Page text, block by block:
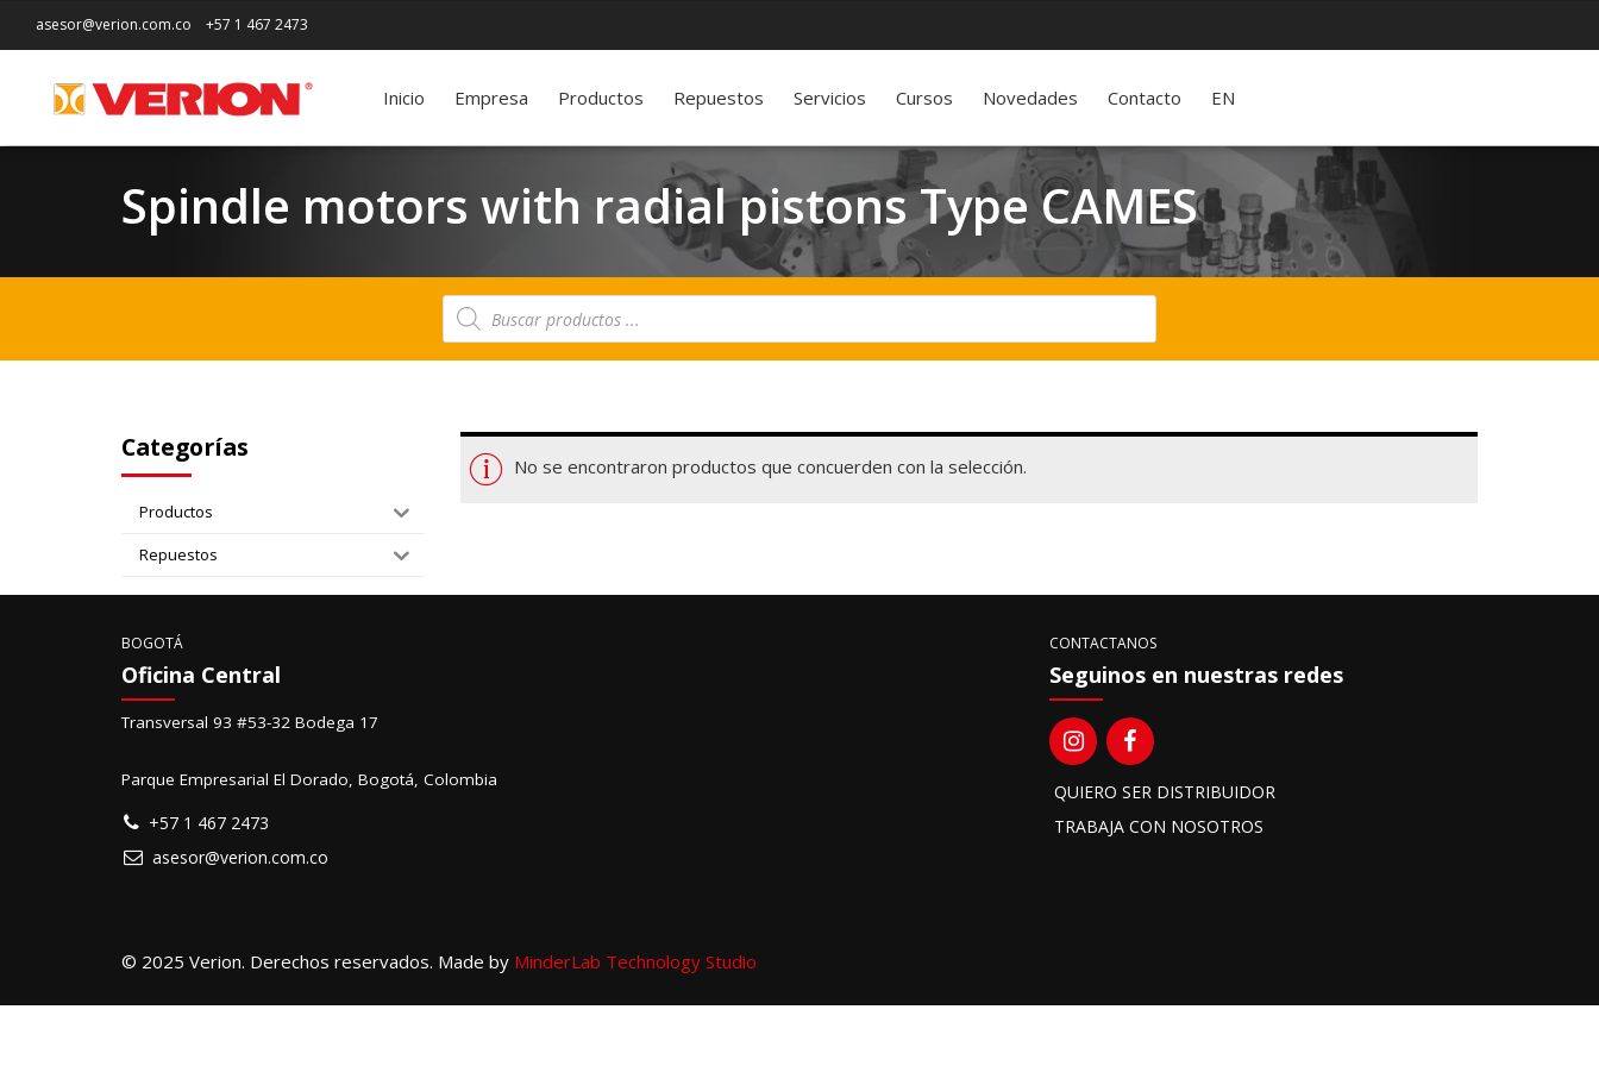
asesor@verion.com.co +57 1 467 2473
Inicio Empresa Productos Repuestos Servicios Cursos Novedades Contacto EN
Spindle motors with radial pistons Type CAMES
Búsqueda
de
productos
No se encontraron productos que concuerden con la selección.
Categorías
Productos
Repuestos
BOGOTÁ
Oficina Central
Transversal 93 #53-32 Bodega 17
Parque Empresarial El Dorado, Bogotá, Colombia
+57 1 467 2473
asesor@verion.com.co
CONTACTANOS
Seguinos en nuestras redes
QUIERO SER DISTRIBUIDOR
TRABAJA CON NOSOTROS
© 2025 Verion. Derechos reservados. Made by MinderLab Technology Studio